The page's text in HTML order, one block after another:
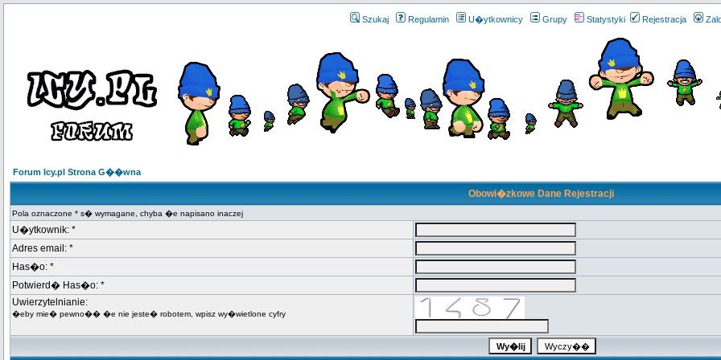
Szukaj Regulamin U�ytkownicy Grupy Statystyki Rejestracja
Forum Icy.pl Strona G��wna
Obowi�zkowe Dane Rejestracji
Pola oznaczone * s� wymagane, chyba �e napisano inaczej
U�ytkownik: *
Adres email: *
Has�o: *
Potwierd� Has�o: *
Uwierzytelnianie:
�eby mie� pewno�� �e nie jeste� robotem, wpisz wy�wietlone cyfry